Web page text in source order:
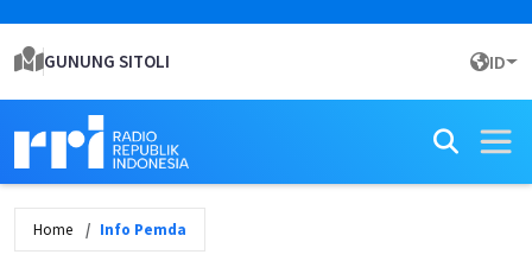
GUNUNG SITOLI ID
Home Info Pemda